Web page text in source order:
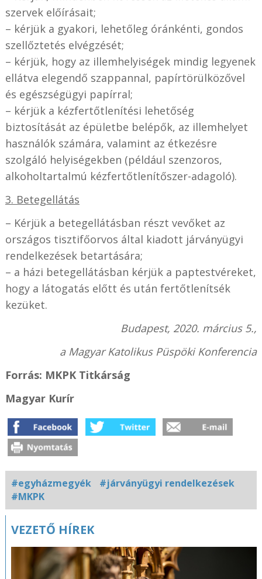
szervek előírásait;
– kérjük a gyakori, lehetőleg óránkénti, gondos
szellőztetés elvégzését;
– kérjük, hogy az illemhelyiségek mindig legyenek
ellátva elegendő szappannal, papírtörülközővel
és egészségügyi papírral;
– kérjük a kézfertőtlenítési lehetőség
biztosítását az épületbe belépők, az illemhelyet
használók számára, valamint az étkezésre
szolgáló helyiségekben (például szenzoros,
alkoholtartalmú kézfertőtlenítőszer-adagoló).
3. Betegellátás
– Kérjük a betegellátásban részt vevőket az
országos tisztifőorvos által kiadott járványügyi
rendelkezések betartására;
– a házi betegellátásban kérjük a paptestvéreket,
hogy a látogatás előtt és után fertőtlenítsék
kezüket.
Budapest, 2020. március 5.,
a Magyar Katolikus Püspöki Konferencia
Forrás: MKPK Titkárság
Magyar Kurír
#egyházmegyék
#járványügyi rendelkezések
#MKPK
Kapcsolódó
VEZETŐ HÍREK